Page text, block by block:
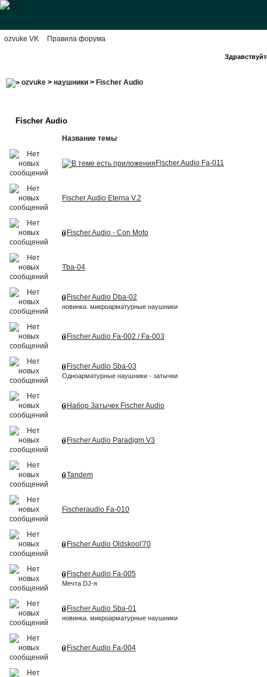
ozvuke VK Правила форума
ozvuke> наушники> Fischer Audio
Fischer Audio
Название темы
Fischer Audio Fa-011
Fischer Audio Eterna V.2
Fischer Audio - Con Moto
Tba-04
Fischer Audio Dba-02
новинка. микроарматурные наушники
Fischer Audio Fa-002 / Fa-003
Fischer Audio Sba-03
Одноарматурные наушники - затычки
Набор Затычек Fischer Audio
Fischer Audio Paradigm V3
Tandem
Fischeraudio Fa-010
Fischer Audio Oldskool'70
Fischer Audio Fa-005
Мечта DJ-я
Fischer Audio Sba-01
новинка. микроарматурные наушники
Fischer Audio Fa-004